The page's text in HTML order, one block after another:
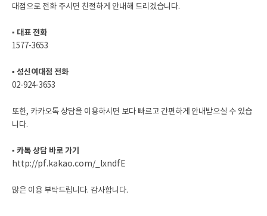
대점으로 전화 주시면 친절하게 안내해 드리겠습니다.
▪ 대표 전화
1577-3653
▪ 성신여대점 전화
02-924-3653
또한, 카카오톡 상담을 이용하시면 보다 빠르고 간편하게 안내받으실 수 있습
니다.
▪ 카톡 상담 바로 가기
http://pf.kakao.com/_lxndfE
많은 이용 부탁드립니다. 감사합니다.